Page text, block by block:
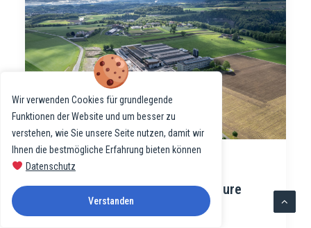
Wir verwenden Cookies für grundlegende
Funktionen der Website und um besser zu
verstehen, wie Sie unsere Seite nutzen, damit wir
Ihnen die bestmögliche Erfahrung bieten können
Datenschutz
Verstanden
Agroscope : Des technologies
intelligentes pour une agriculture
durable